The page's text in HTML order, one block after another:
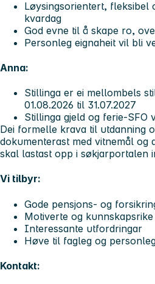
Løysingsorientert, fleksibel
kvardag
God evne til å skape ro,
Personleg eignaheit vil bli
Anna:
Stillinga er ei mellombels
01.08.2026 til 31.07.2027
Stillinga gjeld og ferie-SFO
Dei formelle krava til utdanning
dokumenterast med vitnemål og
skal lastast opp i søkjarportalen
Vi tilbyr:
Gode pensjons- og
Motiverte og
Interessante utfordringar
Høve til fagleg og
Kontakt: